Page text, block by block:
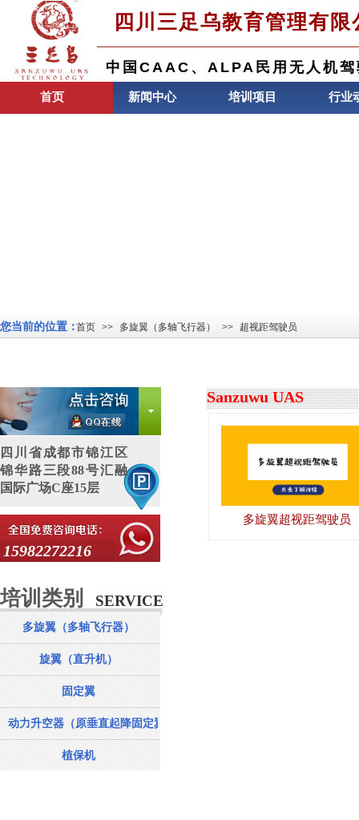
四川三足乌教育管理有限
中国CAAC、ALPA民用无人机驾
首页 新闻中心 培训项目 行业
首页 >> 多旋翼（多轴飞行器） >> 超视距驾驶员
您当前的位置：
Sanzuwu UAS
多旋翼超视距驾驶员
四川省成都市锦江区
锦华路三段88号汇融
国际广场C座15层
15982272216
培训类别
服务项目 SERVICE
多旋翼（多轴飞行器）
旋翼（直升机）
固定翼
动力升空器（原垂直起降固定翼飞机）
植保机